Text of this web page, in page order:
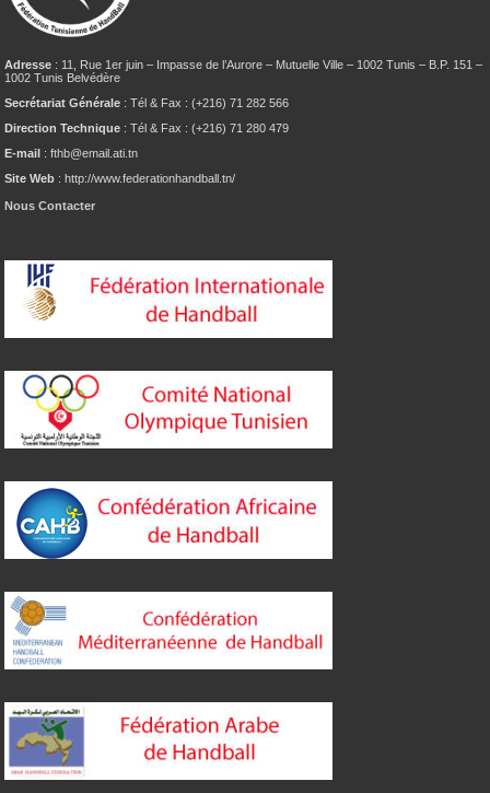
Adresse : 11, Rue 1er juin – Impasse de l’Aurore – Mutuelle Ville – 1002 Tunis – B.P. 151 –
1002 Tunis Belvédère
Secrétariat Générale : Tél & Fax : (+216) 71 282 566
Direction Technique : Tél & Fax : (+216) 71 280 479
E-mail : fthb@email.ati.tn
Site Web : http://www.federationhandball.tn/
Nous Contacter